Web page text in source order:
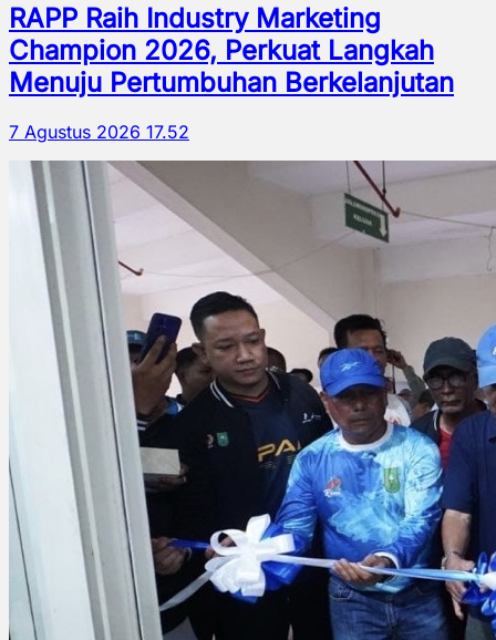
RAPP Raih Industry Marketing
Champion 2026, Perkuat Langkah
Menuju Pertumbuhan Berkelanjutan
7 Agustus 2026 17.52